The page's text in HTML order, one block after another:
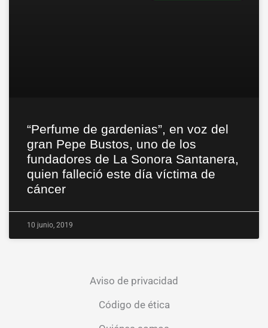
“Perfume de gardenias”, en voz del
gran Pepe Bustos, uno de los
fundadores de La Sonora Santanera,
quien falleció este día víctima de
cáncer
10 junio, 2019
Aviso de privacidad
Código de ética